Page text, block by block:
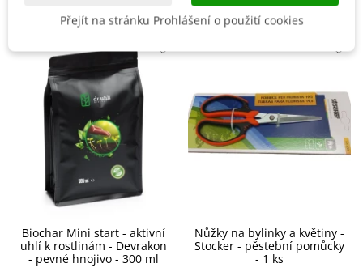
Biochar Mini start - aktivní
uhlí k rostlinám - Devrakon
- pevné hnojivo - 300 ml
Nůžky na bylinky a květiny -
Stocker - pěstební pomůcky
- 1 ks
Přejít na stránku Prohlášení o použití cookies